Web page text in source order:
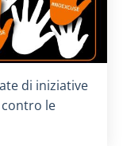
di iniziative
contro le